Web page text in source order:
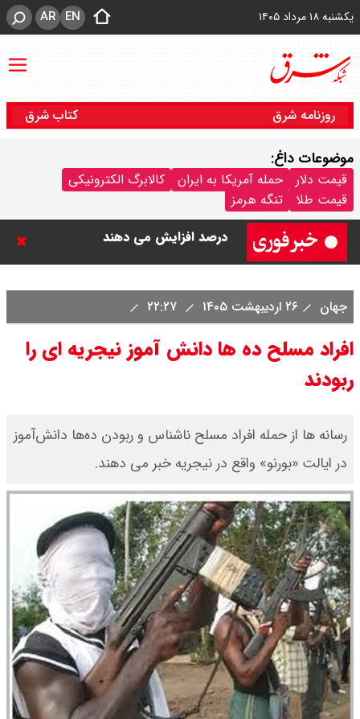
یکشنبه ۱۸ مرداد ۱۴۰۵ EN
AR
روزنامه شرق کتاب شرق
موضوعات داغ:
قیمت دلار حمله آمریکا به ایران
کالابرگ الکترونیکی
قیمت طلا
تنگه هرمز
درصد افزایش می دهند
کرد / درباره مشکلات کشور و تعامل
امیر جهانشاهی: پای نظامی آمریکایی
ویدیو
ونس در بن‌بست سیاسی قرار دارد
جهان ۲۶ اردیبهشت ۱۴۰۵
افراد مسلح ده ها دانش آموز نیجریه ای را
ربودند
رسانه ها از حمله افراد مسلح ناشناس و ربودن ده‌ها دانش‌آموز
در ایالت «بورنو» واقع در نیجریه خبر می دهند.